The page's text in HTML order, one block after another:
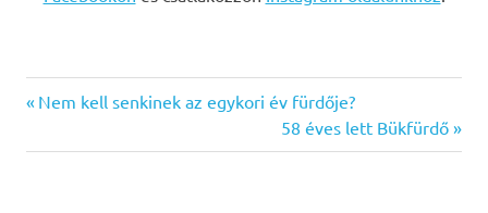
Bejegyzés
navigáció
Previous
Nem kell senkinek az egykori év fürdője?
Next
Post:
58 éves lett Bükfürdő